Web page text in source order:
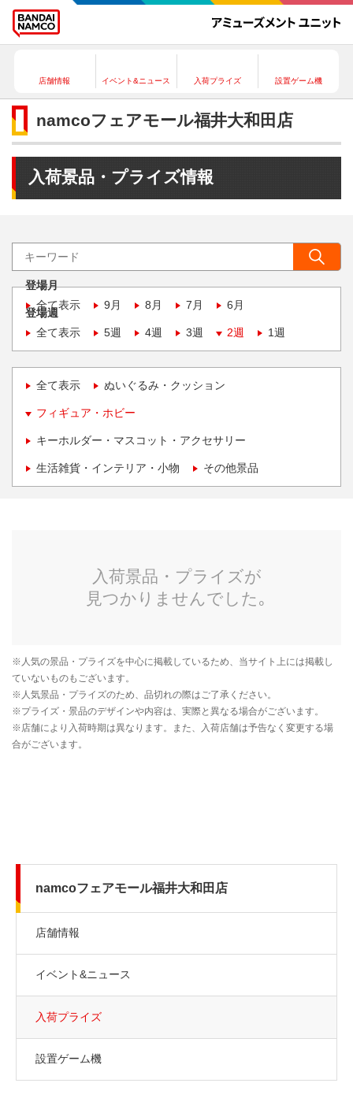
店舗情報 イベント&ニュース 入荷プライズ 設置ゲーム機
namcoフェアモール福井大和田店
入荷景品・プライズ情報
登場月
全て表示
9月 8月 7月 6月
登場週
全て表示
5週 4週 3週 2週 1週
全て表示 ぬいぐるみ・クッション
フィギュア・ホビー
キーホルダー・マスコット・アクセサリー
生活雑貨・インテリア・小物 その他景品
namcoフェアモール福井大和田店
店舗情報
イベント&ニュース
入荷プライズ
設置ゲーム機